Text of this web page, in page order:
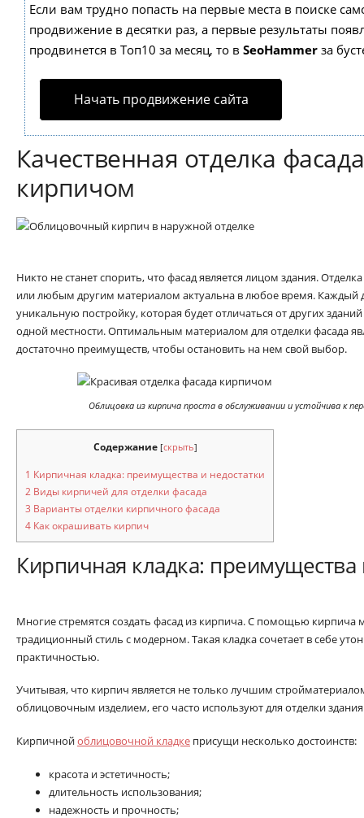
Если вам трудно попасть на первые места в поиске
продвижение в десятки раз, а первые результаты
продвинется в Топ10 за месяц, то в SeoHammer за
Начать продвижение сайта
Качественная отделка
кирпичом
Никто не станет спорить, что фасад является лицом здания.
или любым другим материалом актуальна в любое время. Каждый
уникальную постройку, которая будет отличаться от других
одной местности. Оптимальным материалом для отделки фасада
достаточно преимуществ, чтобы остановить на нем свой выбор.
Облицовка из кирпича проста в обслуживании и устойчива к
Содержание [скрыть]
1 Кирпичная кладка: преимущества и недостатки
2 Виды кирпичей для отделки фасада
3 Варианты отделки кирпичного фасада
4 Как окрашивать кирпич
Кирпичная кладка: преимущества
Многие стремятся создать фасад из кирпича. С помощью
традиционный стиль с модерном. Такая кладка сочетает в себе
практичностью.
Учитывая, что кирпич является не только лучшим
облицовочным изделием, его часто используют для отделки
Кирпичнойоблицовочной кладке присущи несколько достоинств:
красота и эстетичность;
длительность использования;
надежность и прочность;